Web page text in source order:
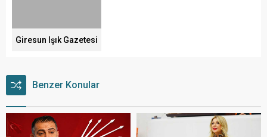
Giresun Işık Gazetesi
Benzer Konular